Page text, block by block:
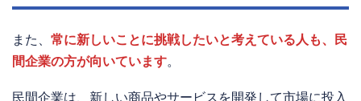
また、 常に新しいことに挑戦したいと考えている人も、民
間企業の方が向いています。
民間企業は、新しい商品やサービスを開発して市場に投入